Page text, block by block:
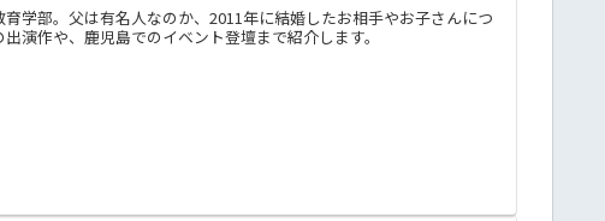
学部。父は有名人なのか、2011年に結婚したお相手やお子さんにつ
演作や、鹿児島でのイベント登壇まで紹介します。